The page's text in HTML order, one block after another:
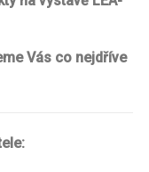
Vás co nejdříve